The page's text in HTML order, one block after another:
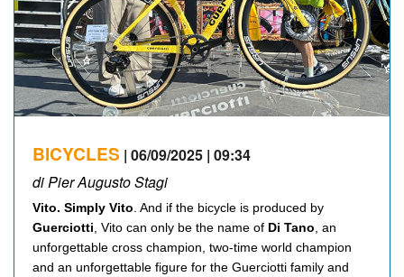
BICYCLES | 06/09/2025 | 09:34
di Pier Augusto Stagi
Vito. Simply Vito . And if the bicycle is produced by
Guerciotti , Vito can only be the name of Di Tano , an
unforgettable cross champion, two-time world champion
and an unforgettable figure for the Guerciotti family and